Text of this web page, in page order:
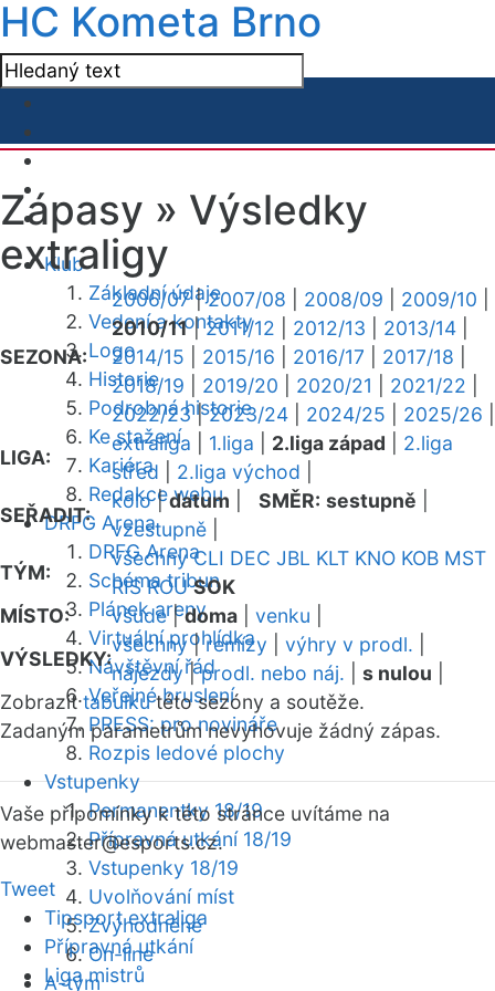
HC Kometa Brno
Klub
Základní údaje
Vedení a kontakty
Logo
Historie
Podrobná historie
Ke stažení
Kariéra
Redakce webu
DRFG Arena
DRFG Arena
Schéma tribun
Plánek areny
Virtuální prohlídka
Návštěvní řád
Veřejné bruslení
PRESS: pro novináře
Rozpis ledové plochy
Vstupenky
Permanentky 18/19
Přípravná utkání 18/19
Vstupenky 18/19
Uvolňování míst
Zvýhodněné
On-line
A-tým
Zápasy » Výsledky
extraligy
SEZONA:
2006/07|2007/08 2008/09 2009/10
2010/11|2011/12 2012/13 2013/14
2014/15
2015/16 2016/17 2017/18
2018/19
2019/20 2020/21 2021/22
2022/23|2023/24 2024/25 2025/26
LIGA:
extraliga 1.liga 2.liga západ
2.liga
střed
2.liga východ
SEŘADIT:
kolo|datum SMĚR: sestupně
vzestupně
TÝM:
všechny CLI DEC JBL KLT KNO KOB MST
RIS ROU SOK
MÍSTO:
všude|doma venku
VÝSLEDKY:
všechny|remízy výhry v prodl.
nájezdy|prodl. nebo náj. s nulou
Zobrazittabulkutéto sezóny a soutěže.
Zadaným parametrům nevyhovuje žádný zápas.
Vaše připomínky k této stránce uvítáme na
webmaster@esports.cz.
Tweet
Tipsport extraliga
Přípravná utkání
Liga mistrů